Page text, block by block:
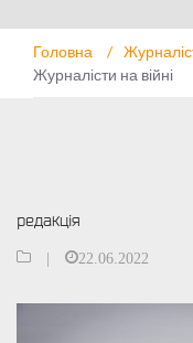
Головна /
Журналісти на війні
редакція
22.06.2022